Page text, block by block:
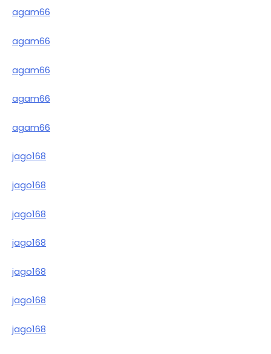
agam66
agam66
agam66
agam66
agam66
jago168
jago168
jago168
jago168
jago168
jago168
jago168